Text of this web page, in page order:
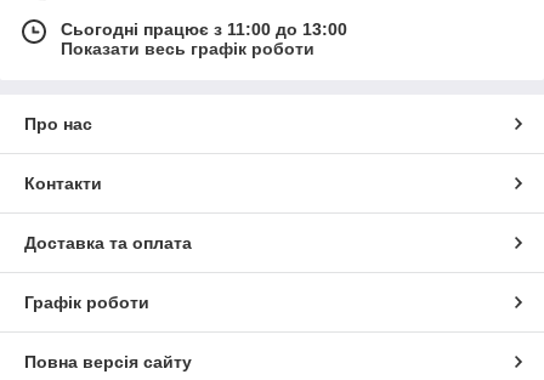
Сьогодні працює з 11:00 до 13:00
Показати весь графік роботи
Про нас
Контакти
Доставка та оплата
Графік роботи
Повна версія сайту